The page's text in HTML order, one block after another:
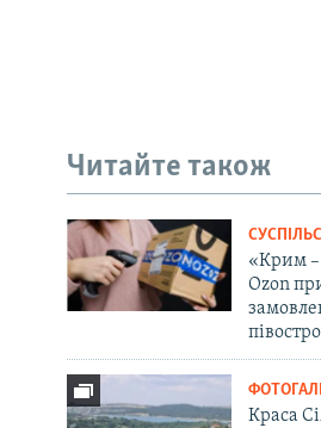
Читайте також
«Крим –
Ozon
Краса